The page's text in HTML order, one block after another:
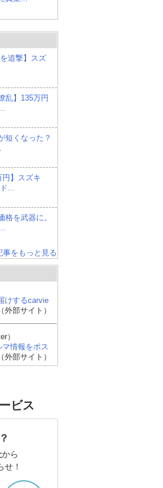
追撃】スズ
乱】135万円
短くなった？
円】スズキ
...
格を武器に。
事をもっと見る
けするcarvie
（外部サイト）
）
情報をポス
（外部サイト）
ビス
から
！